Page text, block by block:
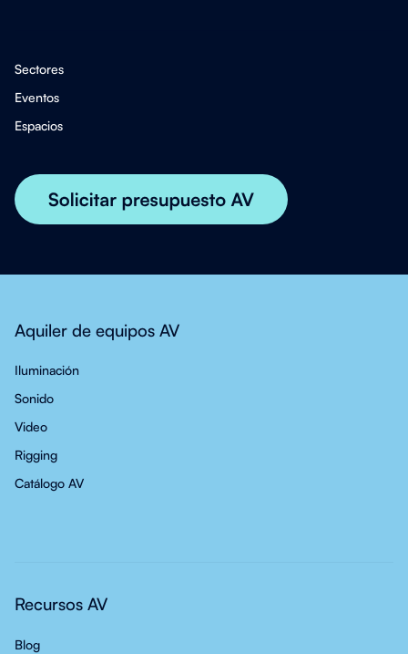
Sectores
Eventos
Espacios
Aquiler de equipos AV
Iluminación
Sonido
Video
Rigging
Catálogo AV
Recursos AV
Blog